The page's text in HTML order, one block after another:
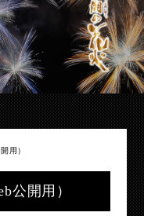
用）
公開用）